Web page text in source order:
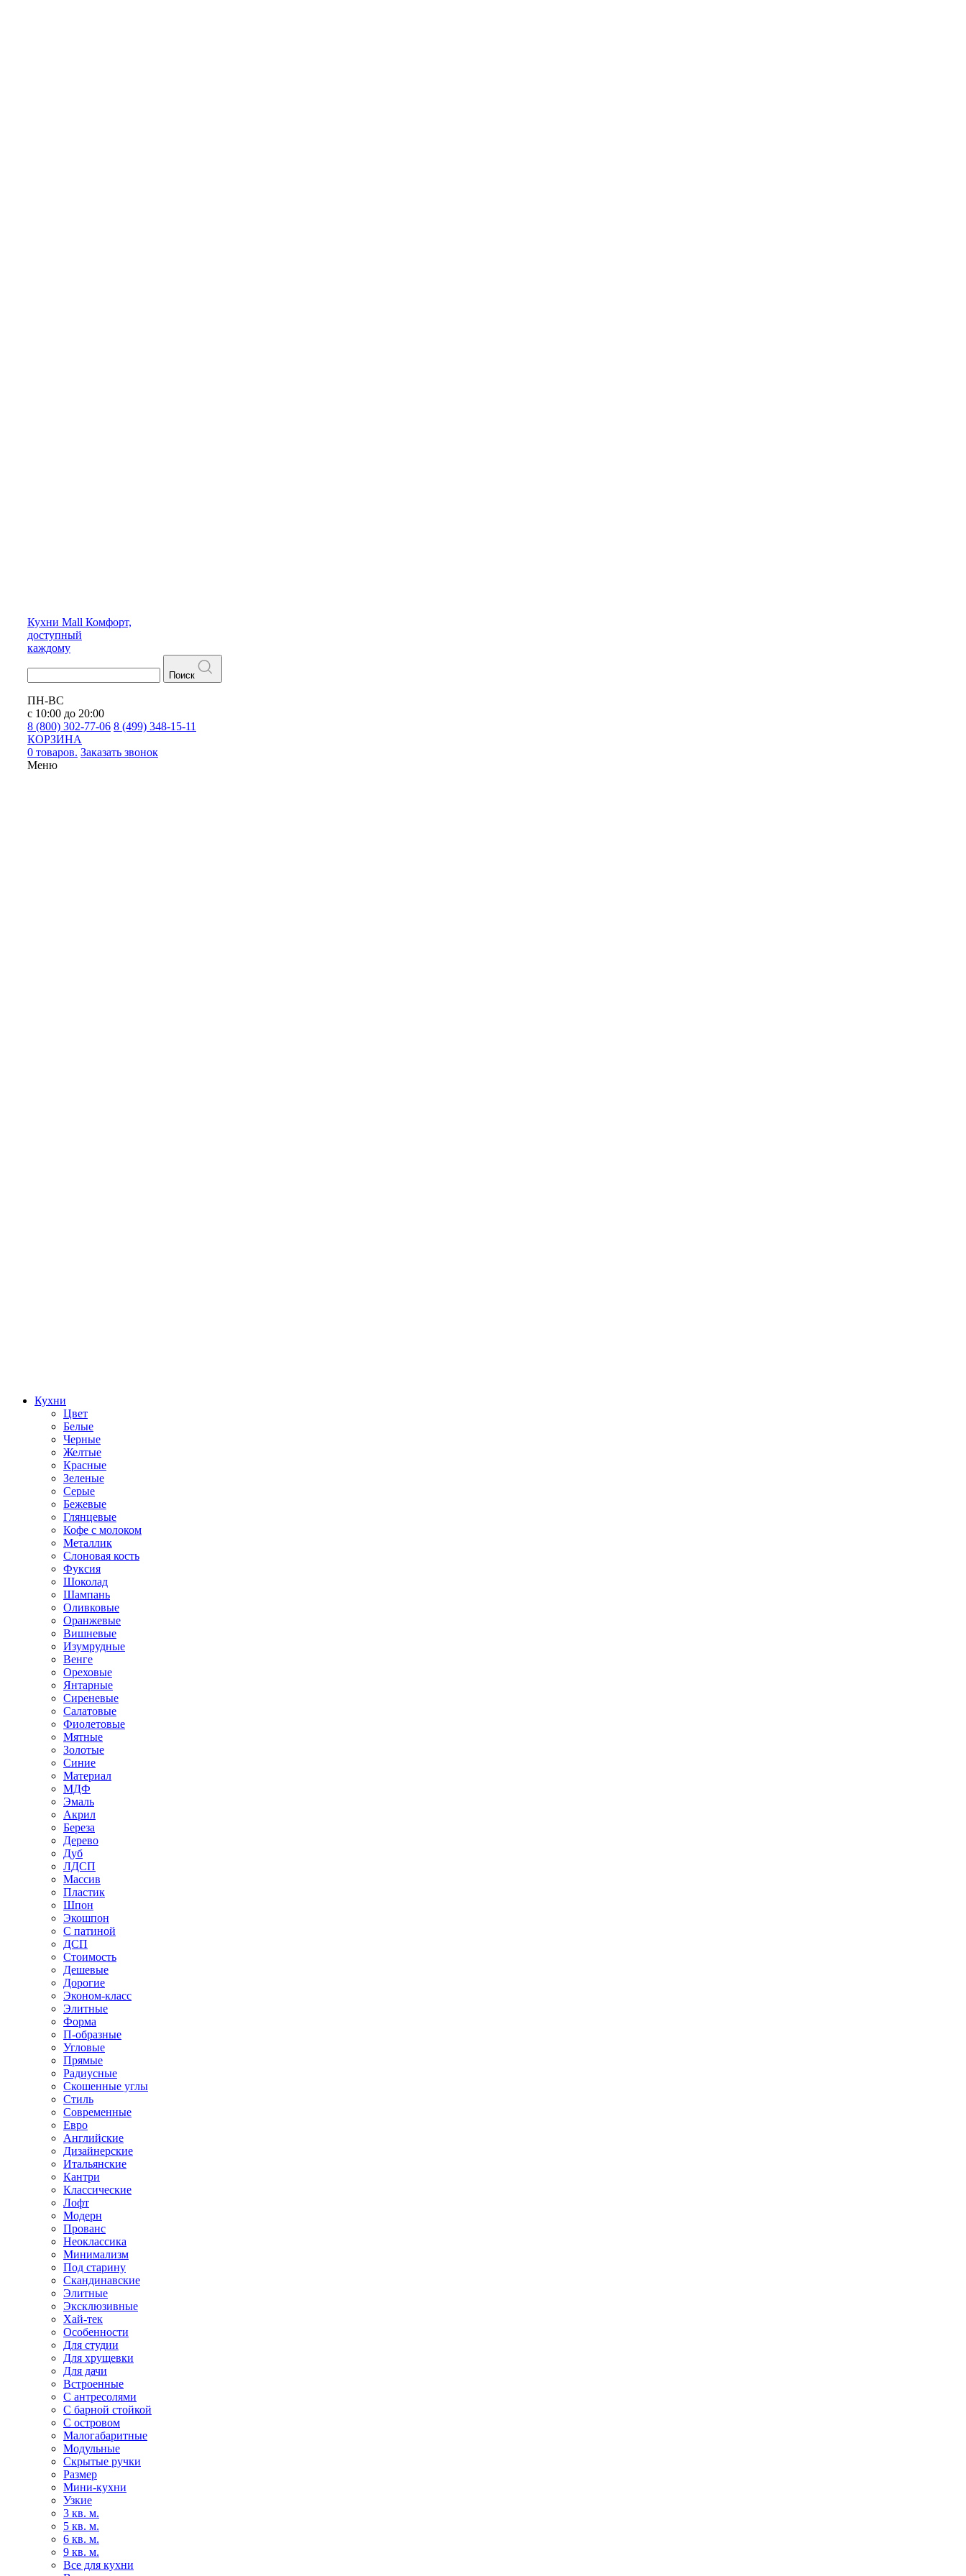
Кухни Mall Комфорт,
доступный
каждому
Поиск
ПН-ВС
с 10:00 до 20:00
8 (800) 302-77-06 8 (499) 348-15-11
КОРЗИНА
0 товаров. Заказать звонок
Меню
Кухни
Цвет
Белые
Черные
Желтые
Красные
Зеленые
Серые
Бежевые
Глянцевые
Кофе с молоком
Металлик
Слоновая кость
Фуксия
Шоколад
Шампань
Оливковые
Оранжевые
Вишневые
Изумрудные
Венге
Ореховые
Янтарные
Сиреневые
Салатовые
Фиолетовые
Мятные
Золотые
Синие
Материал
МДФ
Эмаль
Акрил
Береза
Дерево
Дуб
ЛДСП
Массив
Пластик
Шпон
Экошпон
С патиной
ДСП
Стоимость
Дешевые
Дорогие
Эконом-класс
Элитные
Форма
П-образные
Угловые
Прямые
Радиусные
Скошенные углы
Стиль
Современные
Евро
Английские
Дизайнерские
Итальянские
Кантри
Классические
Лофт
Модерн
Прованс
Неоклассика
Минимализм
Под старину
Скандинавские
Элитные
Эксклюзивные
Хай-тек
Особенности
Для студии
Для хрущевки
Для дачи
Встроенные
С антресолями
С барной стойкой
С островом
Малогабаритные
Модульные
Скрытые ручки
Размер
Мини-кухни
Узкие
3 кв. м.
5 кв. м.
6 кв. м.
9 кв. м.
Все для кухни